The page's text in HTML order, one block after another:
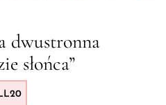
dwustronna
słońca”